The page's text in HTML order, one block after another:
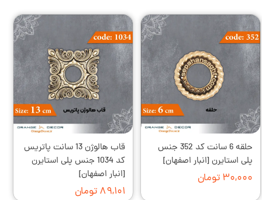
حلقه 6 سانت کد 352 جنس
پلی استایرن [انبار اصفهان]
۳۰,۰۰۰ تومان
قاب هالوژن 13 سانت پاتریس
کد 1034 جنس پلی استایرن
[انبار اصفهان]
۸۹,۱۰۱ تومان